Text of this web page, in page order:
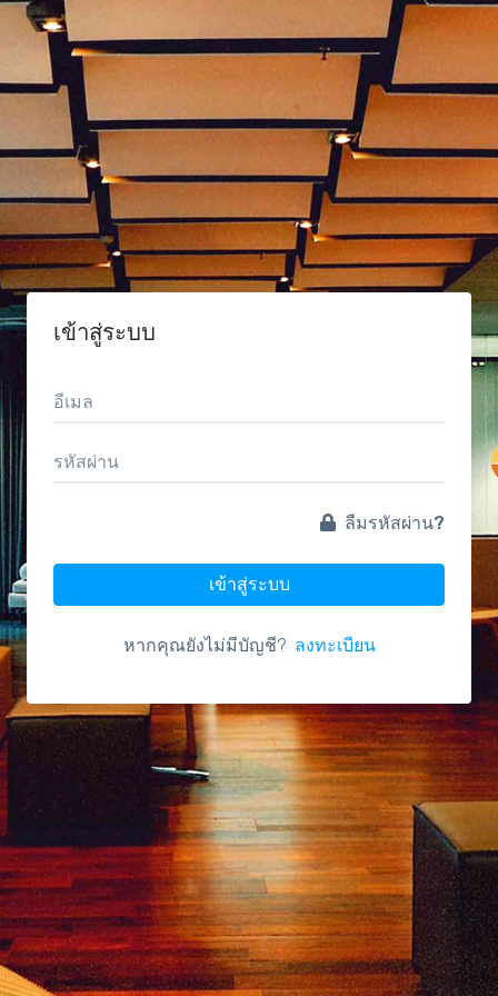
เข้าสู่ระบบ
ลืมรหัสผ่าน?
เข้าสู่ระบบ
หากคุณยังไม่มีบัญชี? ลงทะเบียน